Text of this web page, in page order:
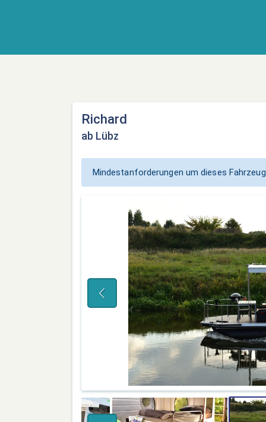
Richard
ab Lübz
Mindestanforderungen um dieses